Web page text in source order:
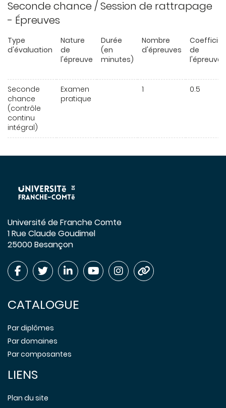
Seconde chance / Session de rattrapage
- Épreuves
Type
d'évaluation
Nature
de
l'épreuve
Durée
(en
minutes)
Nombre
d'épreuves
de
l'épreuve
Seconde
chance
(contrôle
continu
intégral)
Examen
pratique
1 0.5
Université de Franche Comte
1 Rue Claude Goudimel
25000 Besançon
CATALOGUE
Par diplômes
Par domaines
Par composantes
LIENS
Plan du site